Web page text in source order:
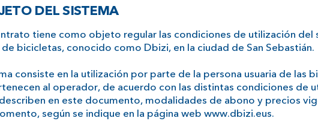
DEL SISTEMA
tiene como objeto regular las condiciones de utilización del
bicicletas, conocido como Dbizi, en la ciudad de San Sebastián.
consiste en la utilización por parte de la persona usuaria de las
al operador, de acuerdo con las distintas condiciones de
en este documento, modalidades de abono y precios
según se indique en la página web www.dbizi.eus.